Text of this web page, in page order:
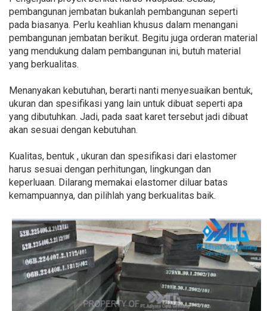
pembangunan jembatan bukanlah pembangunan seperti
pada biasanya. Perlu keahlian khusus dalam menangani
pembangunan jembatan berikut. Begitu juga orderan material
yang mendukung dalam pembangunan ini, butuh material
yang berkualitas.
Menanyakan kebutuhan, berarti nanti menyesuaikan bentuk,
ukuran dan spesifikasi yang lain untuk dibuat seperti apa
yang dibutuhkan. Jadi, pada saat karet tersebut jadi dibuat
akan sesuai dengan kebutuhan.
Kualitas, bentuk , ukuran dan spesifikasi dari elastomer
harus sesuai dengan perhitungan, lingkungan dan
keperluaan. Dilarang memakai elastomer diluar batas
kemampuannya, dan pilihlah yang berkualitas baik.